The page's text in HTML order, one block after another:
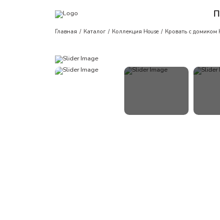
Главная Каталог Коллекция House Кровать с домиком